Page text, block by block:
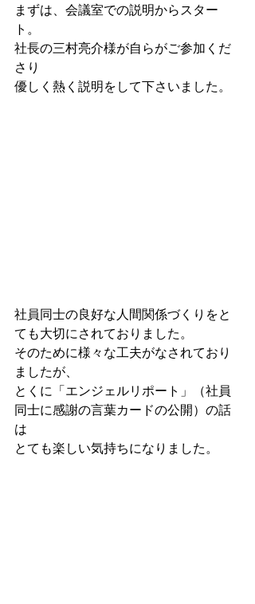
まずは、会議室での説明からスター
ト。
社長の三村亮介様が自らがご参加くだ
さり
優しく熱く説明をして下さいました。
社員同士の良好な人間関係づくりをと
ても大切にされておりました。
そのために様々な工夫がなされており
ましたが、
とくに「エンジェルリポート」（社員
同士に感謝の言葉カードの公開）の話
は
とても楽しい気持ちになりました。